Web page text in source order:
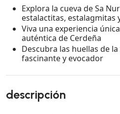
Explora la cueva de Sa
estalactitas, estalagmitas
Viva una experiencia
auténtica de Cerdeña
Descubra las huellas de
fascinante y evocador
descripción